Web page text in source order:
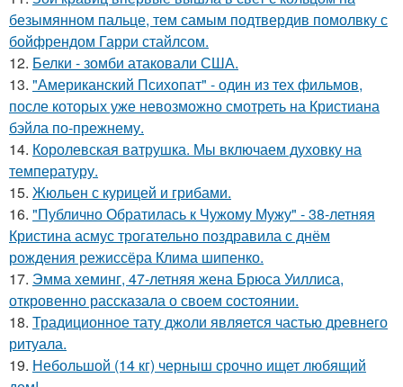
безымянном пальце, тем самым подтвердив помолвку с
бойфрендом Гарри стайлсом.
12. Белки - зомби атаковали США.
13. "Американский Психопат" - один из тех фильмов,
после которых уже невозможно смотреть на Кристиана
бэйла по-прежнему.
14. Королевская ватрушка. Мы включаем духовку на
температуру.
15. Жюльен с курицей и грибами.
16. "Публично Обратилась к Чужому Мужу" - 38-летняя
Кристина асмус трогательно поздравила с днём
рождения режиссёра Клима шипенко.
17. Эмма хеминг, 47-летняя жена Брюса Уиллиса,
откровенно рассказала о своем состоянии.
18. Традиционное тату джоли является частью древнего
ритуала.
19. Небольшой (14 кг) черныш срочно ищет любящий